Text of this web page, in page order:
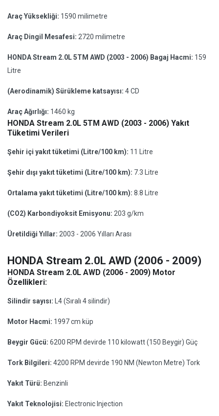
Araç Yüksekliği: 1590 milimetre
Araç Dingil Mesafesi: 2720 milimetre
HONDA Stream 2.0L 5TM AWD (2003 - 2006) Bagaj Hacmi: 159
Litre
(Aerodinamik) Sürükleme katsayısı: 4 CD
Araç Ağırlığı: 1460 kg
HONDA Stream 2.0L 5TM AWD (2003 - 2006) Yakıt
Tüketimi Verileri
Şehir içi yakıt tüketimi (Litre/100 km): 11 Litre
Şehir dışı yakıt tüketimi (Litre/100 km): 7.3 Litre
Ortalama yakıt tüketimi (Litre/100 km): 8.8 Litre
(CO2) Karbondiyoksit Emisyonu: 203 g/km
Üretildiği Yıllar: 2003 - 2006 Yılları Arası
HONDA Stream 2.0L AWD (2006 - 2009)
HONDA Stream 2.0L AWD (2006 - 2009) Motor
Özellikleri:
Silindir sayısı: L4 (Sıralı 4 silindir)
Motor Hacmi: 1997 cm küp
Beygir Gücü: 6200 RPM devirde 110 kilowatt (150 Beygir) Güç
Tork Bilgileri: 4200 RPM devirde 190 NM (Newton Metre) Tork
Yakıt Türü: Benzinli
Yakıt Teknolojisi: Electronic Injection